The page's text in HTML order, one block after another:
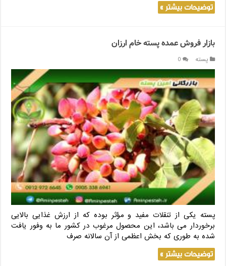
توضیحات بیشتر »
بازار فروش عمده پسته خام ارزان
پسته 0
پسته یکی از تنقلات مفید و مؤثر بوده که از ارزش غذایی بالایی
برخوردار می باشد، این محصول مرغوب در کشور ما به وفور یافت
شده به طوری که بخش اعظمی از آن سالانه صرف
توضیحات بیشتر »